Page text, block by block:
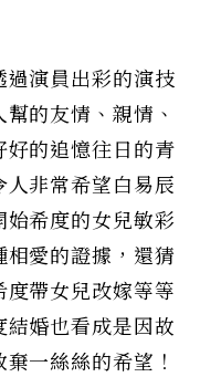
演員出彩的演技
的友情、親情、
的追憶往日的青
非常希望白易辰
希度的女兒敏彩
愛的證據，還猜
帶女兒改嫁等等
婚也看成是因故
一絲絲的希望！